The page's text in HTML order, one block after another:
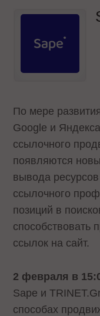
По мере
Google и
ссылочного
появляются
вывода
ссылочного
позиций в
способствовать
ссылок на сайт.
2 февраля в
Sape и
способах